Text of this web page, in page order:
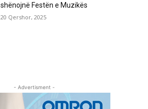
shënojnë Festën e Muzikës
20 Qershor, 2025
- Advertisment -